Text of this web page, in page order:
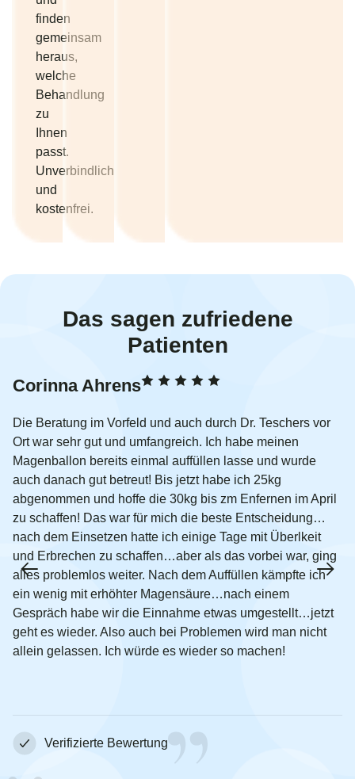
finden
gemeinsam
heraus,
welche
Behandlung
zu
Ihnen
passt.
Unverbindlich
und
kostenfrei.
Das sagen zufriedene
Patienten
Corinna Ahrens
Die Beratung im Vorfeld und auch durch Dr. Teschers vor
Ort war sehr gut und umfangreich. Ich habe meinen
Magenballon bereits einmal auffüllen lasse und wurde
auch danach gut betreut! Bis jetzt habe ich 25kg
abgenommen und hoffe die 30kg bis zm Enfernen im April
zu schaffen! Das war für mich die beste Entscheidung…
nach dem Einsetzen hatte ich einige Tage mit Überlkeit
und Erbrechen zu schaffen…aber als das vorbei war, ging
alles problemlos weiter. Nach dem Auffüllen kämpfte ich
ein wenig mit erhöhter Magensäure…nach einem
Gespräch habe wir die Einnahme etwas umgestellt…jetzt
geht es wieder. Also auch bei Problemen wird man nicht
allein gelassen. Ich würde es wieder so machen!
Verifizierte Bewertung